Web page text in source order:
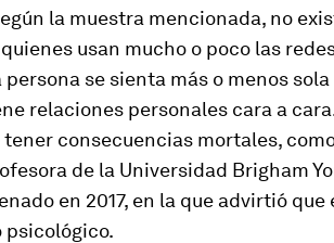
la muestra mencionada, no
usan mucho o poco las
se sienta más o menos sola
relaciones personales cara a
consecuencias mortales,
de la Universidad Brigham
en 2017, en la que advirtió